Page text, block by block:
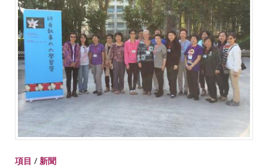
項目 / 新聞